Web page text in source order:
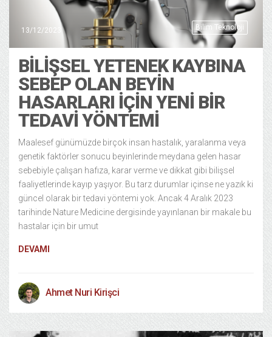
Bilim Teknoloji
13/12/2023
BILIŞSEL YETENEK KAYBINA
SEBEP OLAN BEYIN
HASARLARI IÇIN YENI BIR
TEDAVI YÖNTEMI
Maalesef günümüzde birçok insan hastalık, yaralanma veya
genetik faktörler sonucu beyinlerinde meydana gelen hasar
sebebiyle çalışan hafıza, karar verme ve dikkat gibi bilişsel
faaliyetlerinde kayıp yaşıyor. Bu tarz durumlar içinse ne yazık ki
güncel olarak bir tedavi yöntemi yok. Ancak 4 Aralık 2023
tarihinde Nature Medicine dergisinde yayınlanan bir makale bu
hastalar için bir umut
DEVAMI
Ahmet Nuri Kirişci